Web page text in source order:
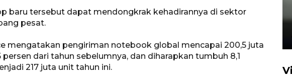
baru tersebut dapat mendongkrak kehadirannya di sektor
pesat.
mengatakan pengiriman notebook global mencapai 200,5 juta
persen dari tahun sebelumnya, dan diharapkan tumbuh 8,1
217 juta unit tahun ini.
Karhutla Kalimantan Barat